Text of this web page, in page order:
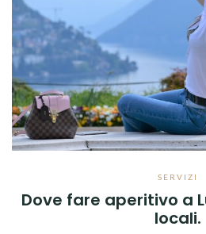
SERVIZI
Dove fare aperitivo a
locali.